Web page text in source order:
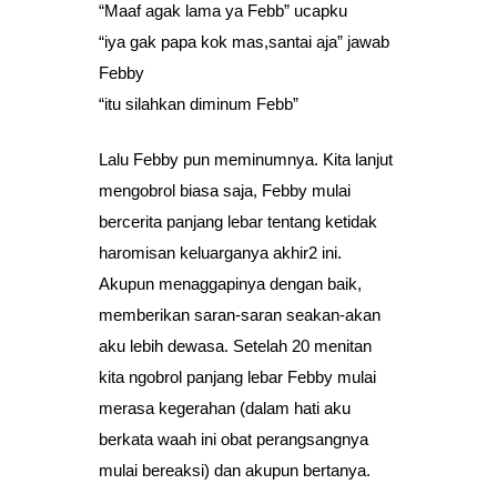
“Maaf agak lama ya Febb” ucapku
“iya gak papa kok mas,santai aja” jawab
Febby
“itu silahkan diminum Febb”
Lalu Febby pun meminumnya. Kita lanjut
mengobrol biasa saja, Febby mulai
bercerita panjang lebar tentang ketidak
haromisan keluarganya akhir2 ini.
Akupun menaggapinya dengan baik,
memberikan saran-saran seakan-akan
aku lebih dewasa. Setelah 20 menitan
kita ngobrol panjang lebar Febby mulai
merasa kegerahan (dalam hati aku
berkata waah ini obat perangsangnya
mulai bereaksi) dan akupun bertanya.